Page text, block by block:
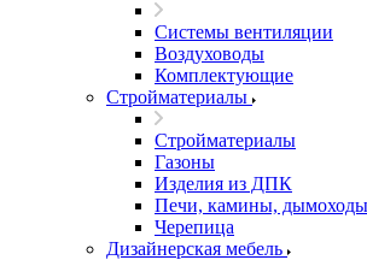
Системы вентиляции
Воздуховоды
Комплектующие
Стройматериалы
Стройматериалы
Газоны
Изделия из ДПК
Печи, камины, дымоходы
Черепица
Дизайнерская мебель